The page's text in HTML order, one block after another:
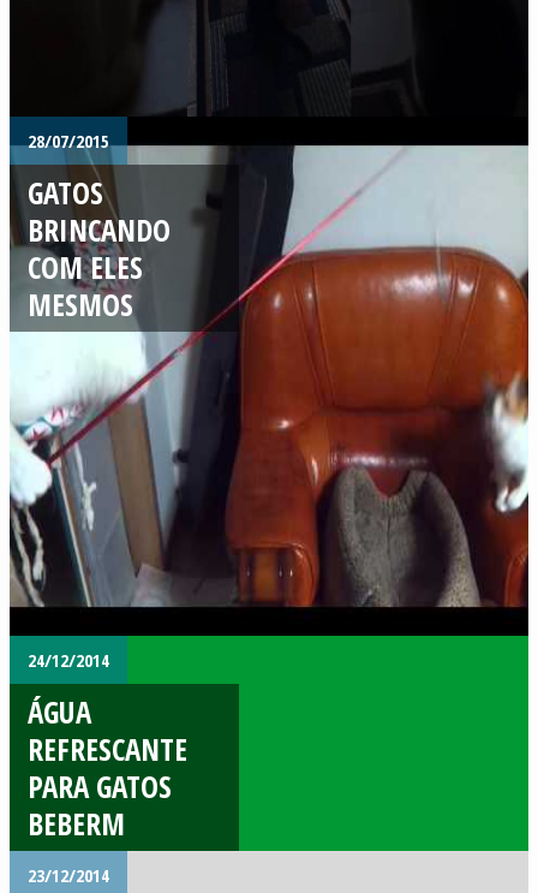
28/07/2015
GATOS
BRINCANDO
COM ELES
MESMOS
24/12/2014
ÁGUA
REFRESCANTE
PARA GATOS
BEBERM
23/12/2014